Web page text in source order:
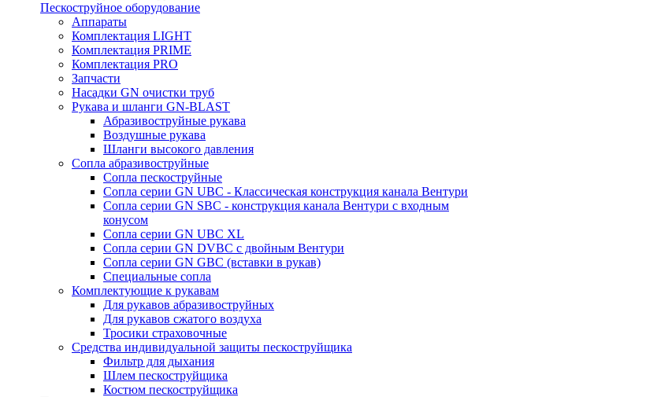
Пескоструйное оборудование
Аппараты
Комплектация LIGHT
Комплектация PRIME
Комплектация PRO
Запчасти
Насадки GN очистки труб
Рукава и шланги GN-BLAST
Абразивоструйные рукава
Воздушные рукава
Шланги высокого давления
Сопла абразивоструйные
Сопла пескоструйные
Сопла серии GN UBC - Классическая конструкция канала Вентури
Сопла серии GN SBC - конструкция канала Вентури c входным
конусом
Сопла серии GN UBC XL
Сопла серии GN DVBC с двойным Вентури
Сопла серии GN GBC (вставки в рукав)
Специальные сопла
Комплектующие к рукавам
Для рукавов абразивоструйных
Для рукавов сжатого воздуха
Тросики страховочные
Средства индивидуальной защиты пескоструйщика
Фильтр для дыхания
Шлем пескоструйщика
Костюм пескоструйщика